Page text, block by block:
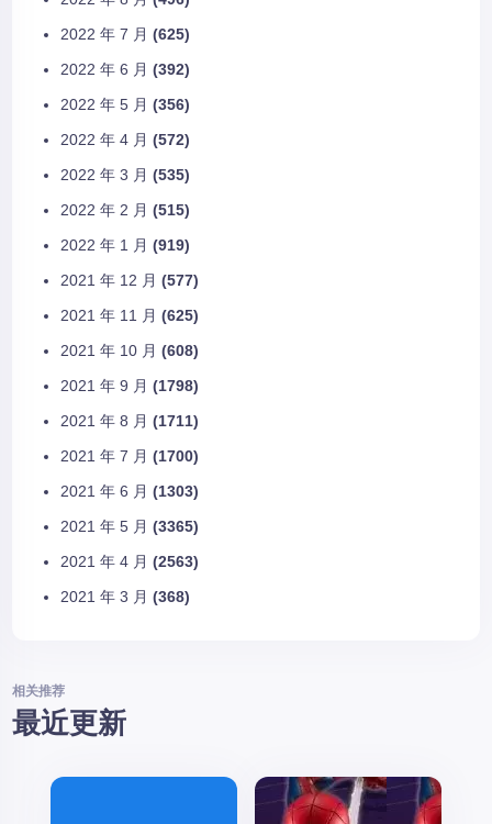
2022 年 7 月 (625)
2022 年 6 月 (392)
2022 年 5 月 (356)
2022 年 4 月 (572)
2022 年 3 月 (535)
2022 年 2 月 (515)
2022 年 1 月 (919)
2021 年 12 月 (577)
2021 年 11 月 (625)
2021 年 10 月 (608)
2021 年 9 月 (1798)
2021 年 8 月 (1711)
2021 年 7 月 (1700)
2021 年 6 月 (1303)
2021 年 5 月 (3365)
2021 年 4 月 (2563)
2021 年 3 月 (368)
相关推荐
最近更新